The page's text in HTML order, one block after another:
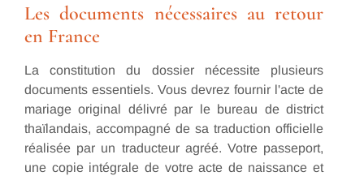
Les documents nécessaires au retour
en France
La constitution du dossier nécessite plusieurs
documents essentiels. Vous devrez fournir l'acte de
mariage original délivré par le bureau de district
thaïlandais, accompagné de sa traduction officielle
réalisée par un traducteur agréé. Votre passeport,
une copie intégrale de votre acte de naissance et